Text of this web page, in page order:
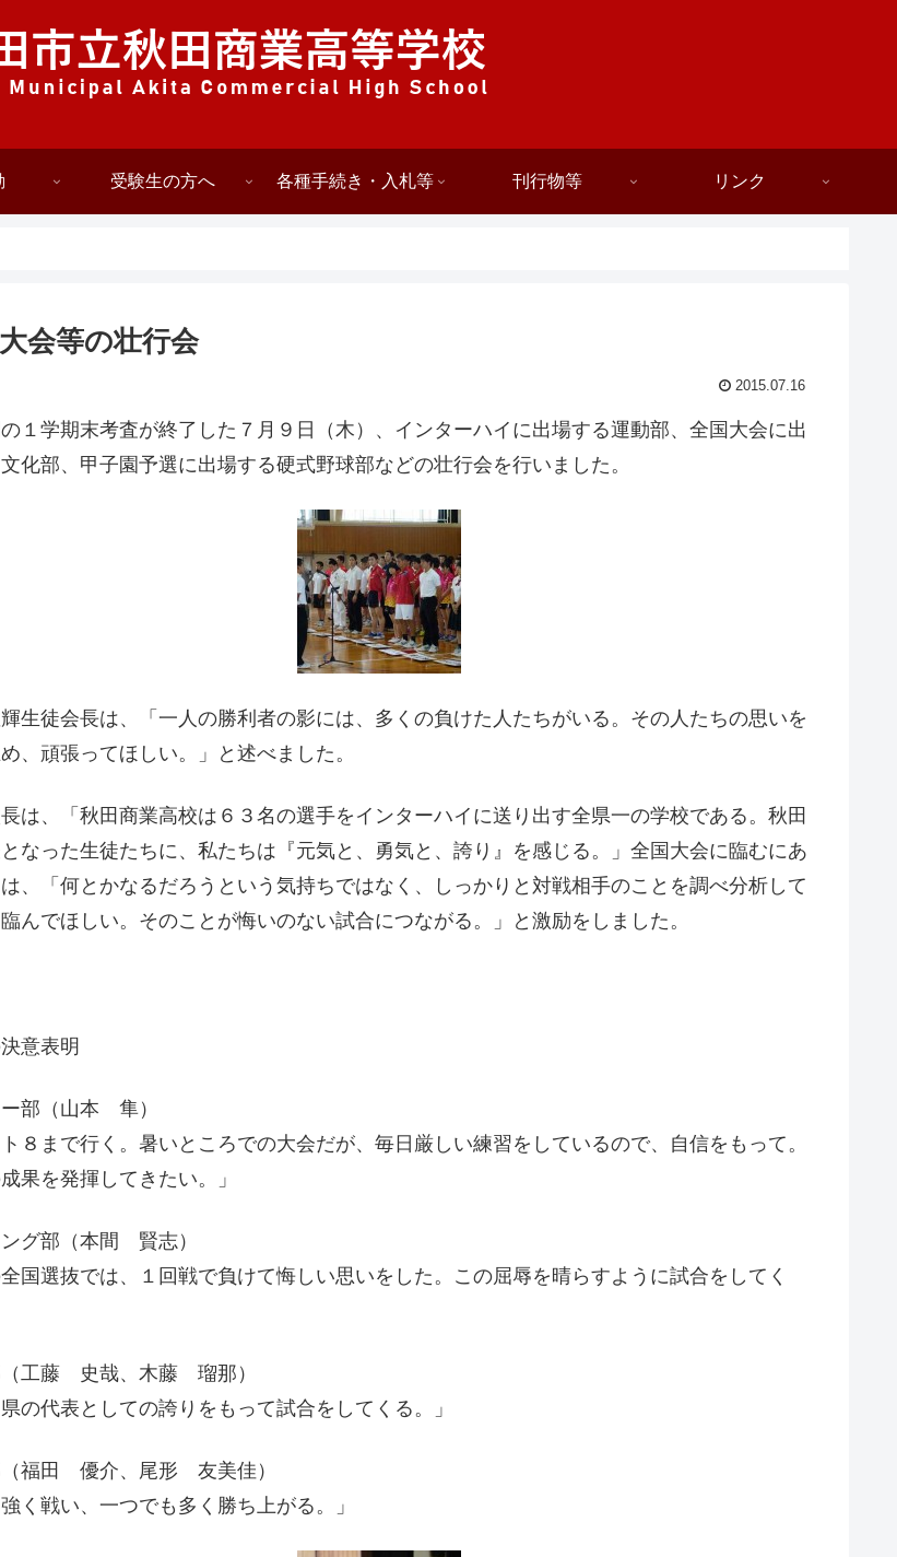
受験生の方へ 各種手続き・入札等 刊行物等 リンク
会等の壮行会
2015.07.16
１学期末考査が終了した７月９日（木）、インターハイに出場する運動部、全国大会に出
化部、甲子園予選に出場する硬式野球部などの壮行会を行いました。
生徒会長は、「一人の勝利者の影には、多くの負けた人たちがいる。その人たちの思いを
、頑張ってほしい。」と述べました。
は、「秋田商業高校は６３名の選手をインターハイに送り出す全県一の学校である。秋田
なった生徒たちに、私たちは『元気と、勇気と、誇り』を感じる。」全国大会に臨むにあ
、「何とかなるだろうという気持ちではなく、しっかりと対戦相手のことを調べ分析して
んでほしい。そのことが悔いのない試合につながる。」と激励をしました。
意表明
部（山本 隼）
ト８まで行く。暑いところでの大会だが、毎日厳しい練習をしているので、自信をもって。
果を発揮してきたい。」
グ部（本間 賢志）
全国選抜では、１回戦で負けて悔しい思いをした。この屈辱を晴らすように試合をしてく
工藤 史哉、木藤 瑠那）
県の代表としての誇りをもって試合をしてくる。」
福田 優介、尾形 友美佳）
強く戦い、一つでも多く勝ち上がる。」